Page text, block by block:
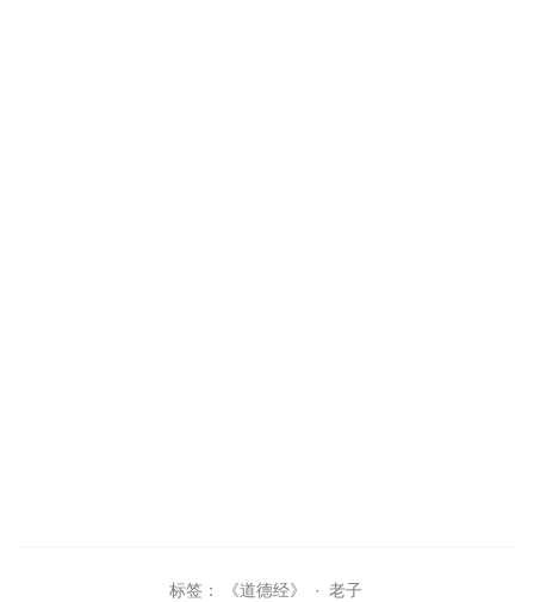
标签： 《道德经》 · 老子